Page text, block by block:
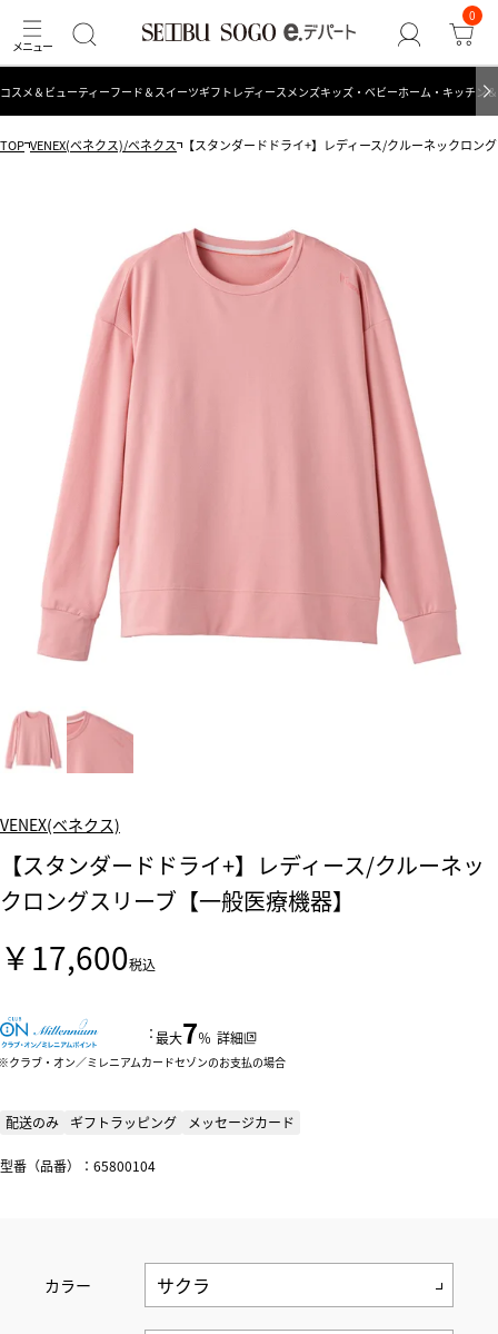
0
コスメ＆ビューティーフード＆スイーツギフト レディース メンズキッズ・ベビーホーム・キッチン
TOP VENEX(ベネクス)/ベネクス 【スタンダードドライ+】レディース/クルーネックロン
VENEX(ベネクス)
【スタンダードドライ+】レディース/クルーネッ
クロングスリーブ【一般医療機器】
￥17,600税込
：最大7％ 詳細
クラブ・オン／ミレニアムカードセゾンのお支払の場合
配送のみ ギフトラッピング メッセージカード
型番（品番）：65800104
カラー